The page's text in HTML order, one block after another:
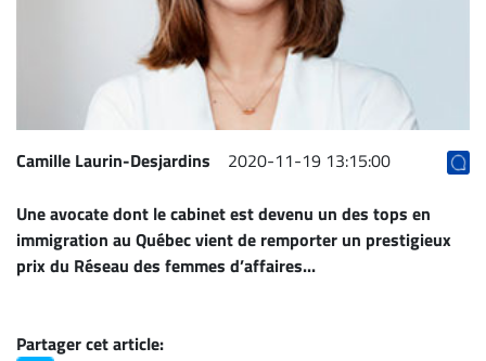
CARRIÈRE
EMPLOIS
AVOCATS
JURISTES
Offres
Continue
Camille Laurin-Desjardins 2020-11-19 13:15:00
Une avocate dont le cabinet est devenu un des tops en
immigration au Québec vient de remporter un prestigieux
prix du Réseau des femmes d’affaires...
Partager cet article: